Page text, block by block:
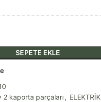
SEPETE EKLE
2 kaporta parçaları, ELEKTRİK